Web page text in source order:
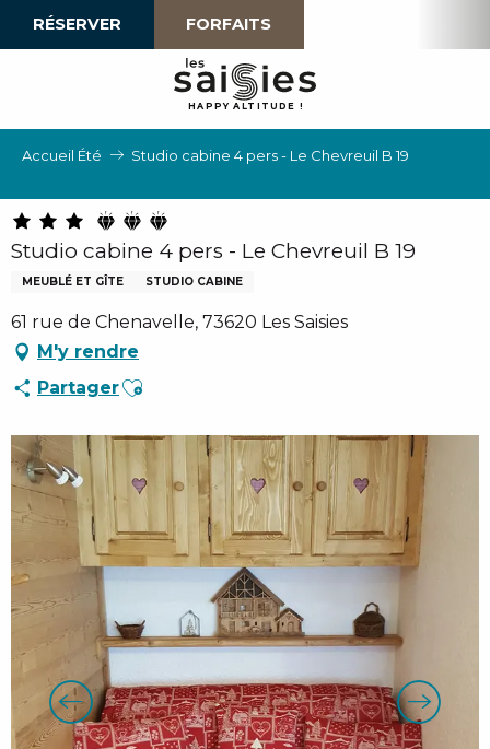
RÉSERVER FORFAITS
HAPPY ALTI TU D E !
Accueil Été Studio cabine 4 pers - Le Chevreuil B 19
Studio cabine 4 pers - Le Chevreuil B 19
MEUBLÉ ET GÎTE STUDIO CABINE
61 rue de Chenavelle, 73620 Les Saisies
M'y rendre
PartagerAjouter aux favoris